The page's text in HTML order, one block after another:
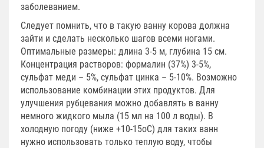
заболеванием.
Следует помнить, что в такую ванну корова должна
зайти и сделать несколько шагов всеми ногами.
Оптимальные размеры: длина 3-5 м, глубина 15 см.
Концентрация растворов: формалин (37%) 3-5%,
сульфат меди – 5%, сульфат цинка – 5-10%. Возможно
использование комбинации этих продуктов. Для
улучшения рубцевания можно добавлять в ванну
немного жидкого мыла (15 мл на 100 л воды). В
холодную погоду (ниже +10-15оС) для таких ванн
нужно использовать только теплую воду, чтобы